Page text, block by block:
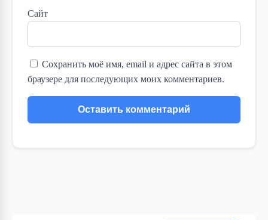
Сайт
Сохранить моё имя, email и адрес сайта в этом
браузере для последующих моих комментариев.